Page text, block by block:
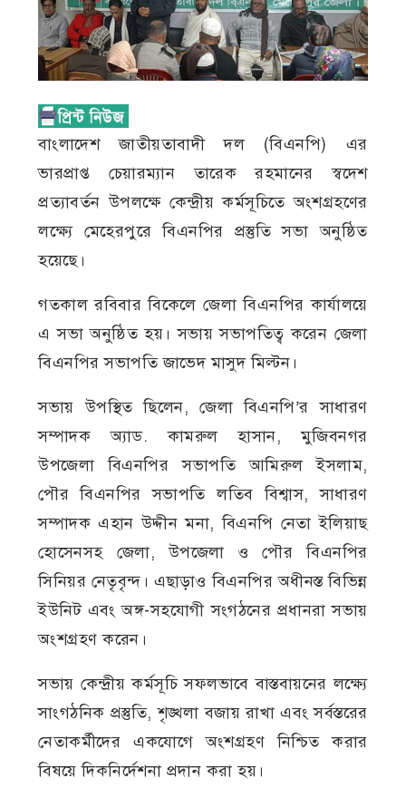
বাংলাদেশ জাতীয়তাবাদী দল (বিএনপি) এর
ভারপ্রাপ্ত চেয়ারম্যান তারেক রহমানের স্বদেশ
প্রত্যাবর্তন উপলক্ষে কেন্দ্রীয় কর্মসূচিতে অংশগ্রহণের
লক্ষ্যে মেহেরপুরে বিএনপির প্রস্তুতি সভা অনুষ্ঠিত
হয়েছে।
গতকাল রবিবার বিকেলে জেলা বিএনপির কার্যালয়ে
এ সভা অনুষ্ঠিত হয়। সভায় সভাপতিত্ব করেন জেলা
বিএনপির সভাপতি জাভেদ মাসুদ মিল্টন।
সভায় উপস্থিত ছিলেন, জেলা বিএনপি’র সাধারণ
সম্পাদক অ্যাড. কামরুল হাসান, মুজিবনগর
উপজেলা বিএনপির সভাপতি আমিরুল ইসলাম,
পৌর বিএনপির সভাপতি লতিব বিশ্বাস, সাধারণ
সম্পাদক এহান উদ্দীন মনা, বিএনপি নেতা ইলিয়াছ
হোসেনসহ জেলা, উপজেলা ও পৌর বিএনপির
সিনিয়র নেতৃবৃন্দ। এছাড়াও বিএনপির অধীনস্ত বিভিন্ন
ইউনিট এবং অঙ্গ-সহযোগী সংগঠনের প্রধানরা সভায়
অংশগ্রহণ করেন।
সভায় কেন্দ্রীয় কর্মসূচি সফলভাবে বাস্তবায়নের লক্ষ্যে
সাংগঠনিক প্রস্তুতি, শৃঙ্খলা বজায় রাখা এবং সর্বস্তরের
নেতাকর্মীদের একযোগে অংশগ্রহণ নিশ্চিত করার
বিষয়ে দিকনির্দেশনা প্রদান করা হয়।